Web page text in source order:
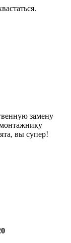
замену
вы супер!